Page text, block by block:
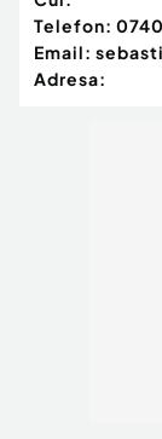
Telefon:
Email:
Adresa: